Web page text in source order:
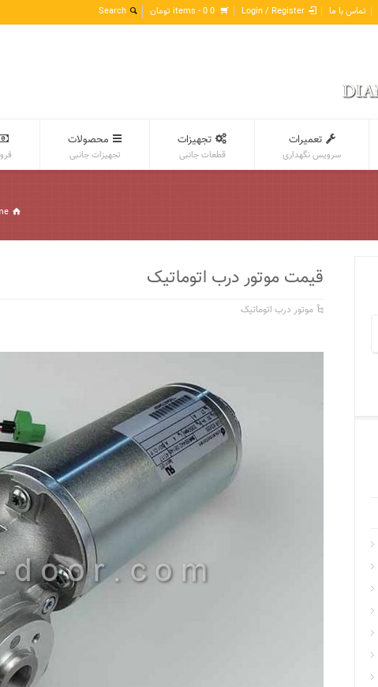
تماس با ما Login / Register
0 items -
0 تومان
تعمیرات
سرویس نگهداری
تجهیزات
قطعات جانبی
محصولات
تجهیزات جانبی
قیمت موتور درب اتوماتیک
موتور درب اتوماتیک